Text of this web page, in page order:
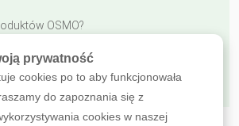
OSMO?
prywatność
cookies po to aby funkcjonowała
do zapoznania się z
cookies w naszej